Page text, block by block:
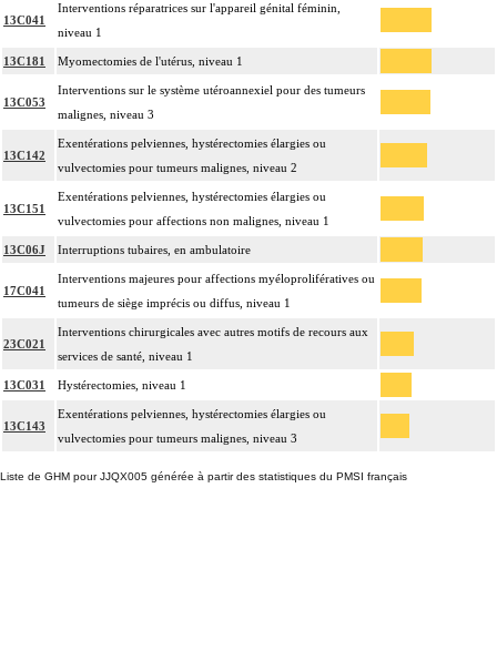
13C041
Interventions réparatrices sur l'appareil génital féminin,
niveau 1
13C181 Myomectomies de l'utérus, niveau 1
13C053
Interventions sur le système utéroannexiel pour des tumeurs
malignes, niveau 3
13C142
Exentérations pelviennes, hystérectomies élargies ou
vulvectomies pour tumeurs malignes, niveau 2
13C151
Exentérations pelviennes, hystérectomies élargies ou
vulvectomies pour affections non malignes, niveau 1
13C06J Interruptions tubaires, en ambulatoire
17C041
Interventions majeures pour affections myéloprolifératives ou
tumeurs de siège imprécis ou diffus, niveau 1
23C021
Interventions chirurgicales avec autres motifs de recours aux
services de santé, niveau 1
13C031 Hystérectomies, niveau 1
13C143
Exentérations pelviennes, hystérectomies élargies ou
vulvectomies pour tumeurs malignes, niveau 3
Liste de GHM pour JJQX005 générée à partir des statistiques du PMSI français